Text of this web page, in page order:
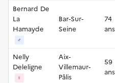
Bernard De
La
Hamayde
♂
Bar-Sur-
Seine
74
ans
Nelly
Deleligne
♀
Aix-
Villemaur-
Pâlis
59
ans